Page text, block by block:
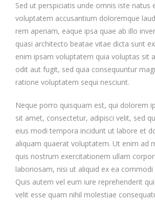
Sed ut perspiciatis unde omnis iste natus
voluptatem accusantium doloremque
rem aperiam, eaque ipsa quae ab illo
quasi architecto beatae vitae dicta sunt
enim ipsam voluptatem quia voluptas sit
odit aut fugit, sed quia consequuntur
ratione voluptatem sequi nesciunt.
Neque porro quisquam est, qui dolorem
sit amet, consectetur, adipisci velit, sed
eius modi tempora incidunt ut labore et
aliquam quaerat voluptatem. Ut enim ad
quis nostrum exercitationem ullam
laboriosam, nisi ut aliquid ex ea commodi
Quis autem vel eum iure reprehenderit
velit esse quam nihil molestiae